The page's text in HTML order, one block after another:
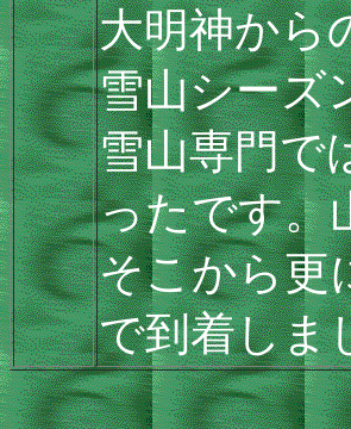
大明神から
雪山シーズ
雪山専門で
ったです。
そこから更
で到着しま